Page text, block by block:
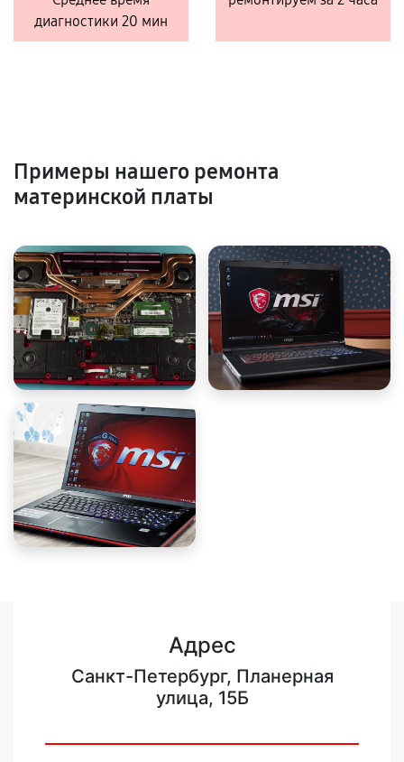
диагностики 20 мин
Примеры нашего ремонта
материнской платы
Адрес
Санкт-Петербург, Планерная
улица, 15Б